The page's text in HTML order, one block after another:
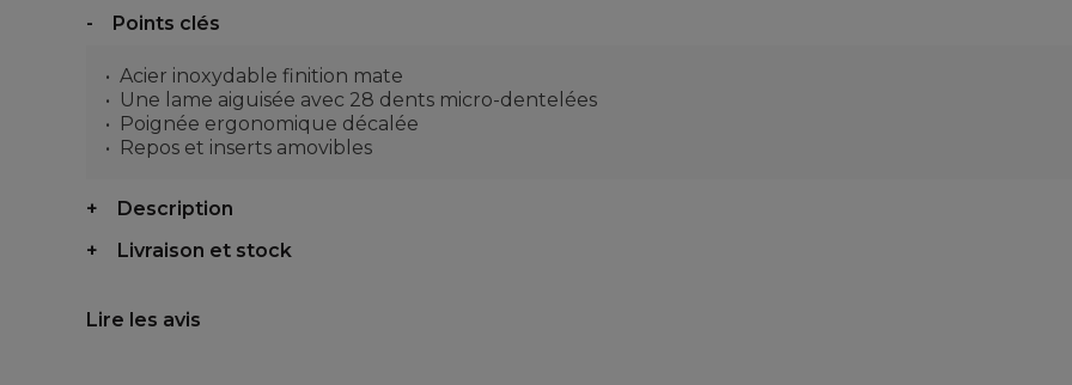
Points clés
Acier inoxydable finition mate
Une lame aiguisée avec 28 dents micro-dentelées
Poignée ergonomique décalée
Repos et inserts amovibles
Description
Livraison et stock
Lire les avis